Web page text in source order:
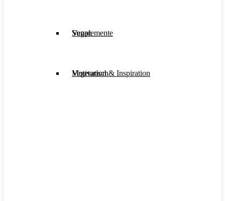
Supplemente
Motivation & Inspiration
Vegan
Vegetarisch